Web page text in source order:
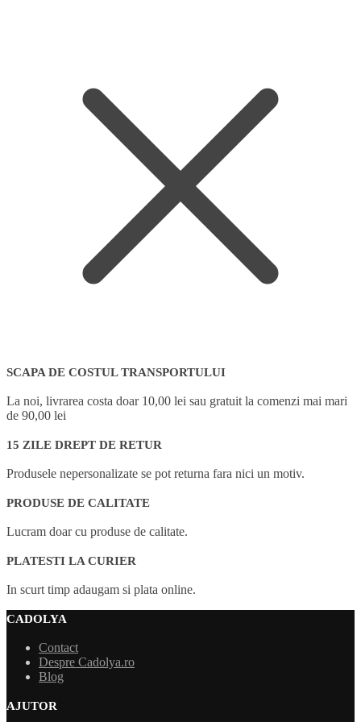
SCAPA DE COSTUL TRANSPORTULUI
La noi, livrarea costa doar 10,00 lei sau gratuit la comenzi mai mari
de 90,00 lei
15 ZILE DREPT DE RETUR
Produsele nepersonalizate se pot returna fara nici un motiv.
PRODUSE DE CALITATE
Lucram doar cu produse de calitate.
PLATESTI LA CURIER
In scurt timp adaugam si plata online.
CADOLYA
Contact
Despre Cadolya.ro
Blog
AJUTOR